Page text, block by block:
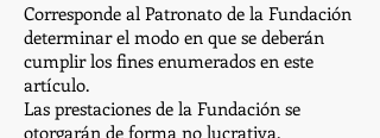
Corresponde al Patronato de la Fundación
determinar el modo en que se deberán
cumplir los fines enumerados en este
artículo.
Las prestaciones de la Fundación se
otorgarán de forma no lucrativa.